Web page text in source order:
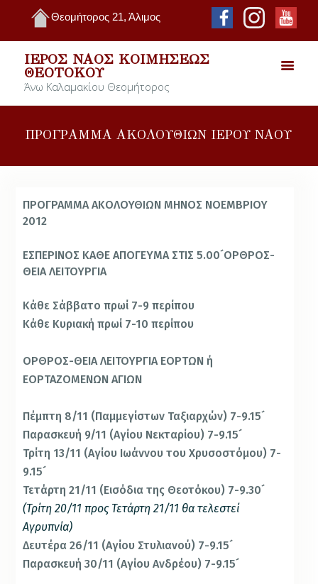
Θεομήτορος 21, Άλιμος
ΙΕΡΌΣ ΝΑΌΣ ΚΟΙΜΉΣΕΩΣ
ΘΕΟΤΌΚΟΥ
Άνω Καλαμακίου Θεομήτορος
ΠΡΟΓΡΑΜΜΑ ΑΚΟΛΟΥΘΙΩΝ ΙΕΡΟΥ ΝΑΟΥ
ΠΡΟΓΡΑΜΜΑ ΑΚΟΛΟΥΘΙΩΝΜΗΝΟΣ ΝΟΕΜΒΡΙΟΥ
2012
ΕΣΠΕΡΙΝΟΣ ΚΑΘΕ ΑΠΟΓΕΥΜΑ ΣΤΙΣ 5.00´ΟΡΘΡΟΣ-
ΘΕΙΑ ΛΕΙΤΟΥΡΓΙΑ
Κά­θε Σάβ­βα­το πρω­ί 7-9 πε­ρί­που
Κά­θε Κυ­ρια­κή πρω­ί 7-10 πε­ρί­που
ΟΡΘΡΟΣ-ΘΕΙΑ ΛΕΙΤΟΥΡΓΙΑ ΕΟΡΤΩΝ ή
ΕΟΡΤΑΖΟΜΕΝΩΝ ΑΓΙΩΝ
Πέμπτη 8/11 (Παμμεγίστων Ταξιαρχών) 7-9.15´
Παρασκευή 9/11 (Αγίου Νεκταρίου) 7-9.15´
Τρίτη 13/11 (Αγίου Ιωάννου του Χρυσοστόμου) 7-
9.15´
Τετάρτη 21/11 (Εισόδια της Θεοτόκου) 7-9.30´
(Τρίτη 20/11 προς Τετάρτη 21/11 θα τελεστεί
Αγρυπνία)
Δευτέρα 26/11 (Αγίου Στυλιανού) 7-9.15´
Παρασκευή 30/11 (Αγίου Ανδρέου) 7-9.15´